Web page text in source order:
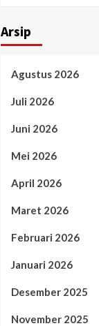
Arsip
Agustus 2026
Juli 2026
Juni 2026
Mei 2026
April 2026
Maret 2026
Februari 2026
Januari 2026
Desember 2025
November 2025